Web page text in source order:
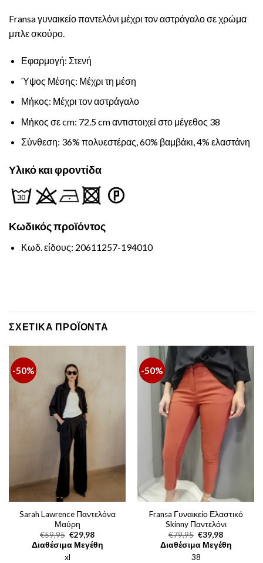
Fransa γυναικείο παντελόνι μέχρι τον αστράγαλο σε χρώμα
μπλε σκούρο.
Εφαρμογή: Στενή
Ύψος Μέσης: Μέχρι τη μέση
Μήκος: Μέχρι τον αστράγαλο
Μήκος σε cm: 72.5 cm αντιστοιχεί στο μέγεθος 38
Σύνθεση: 36% πολυεστέρας, 60% βαμβάκι, 4% ελαστάνη
Υλικό και φροντίδα
Κωδικόςπροϊόντος
Κωδ. είδους: 20611257-194010
ΣΧΕΤΙΚΆ ΠΡΟΪΌΝΤΑ
-50%
Sarah Lawrence Παντελόνα
Μαύρη
€59,95 Original
price
was:
€59,95.
€29,98Η
τρέχουσα
τιμή
Διαθέσιμα Μεγέθη
xl
-50%
Fransa Γυναικείο Ελαστικό
Skinny Παντελόνι
€79,95 Original
price
was:
€79,95.
€39,98Η
τρέχουσα
τιμή
Διαθέσιμα Μεγέθη
38